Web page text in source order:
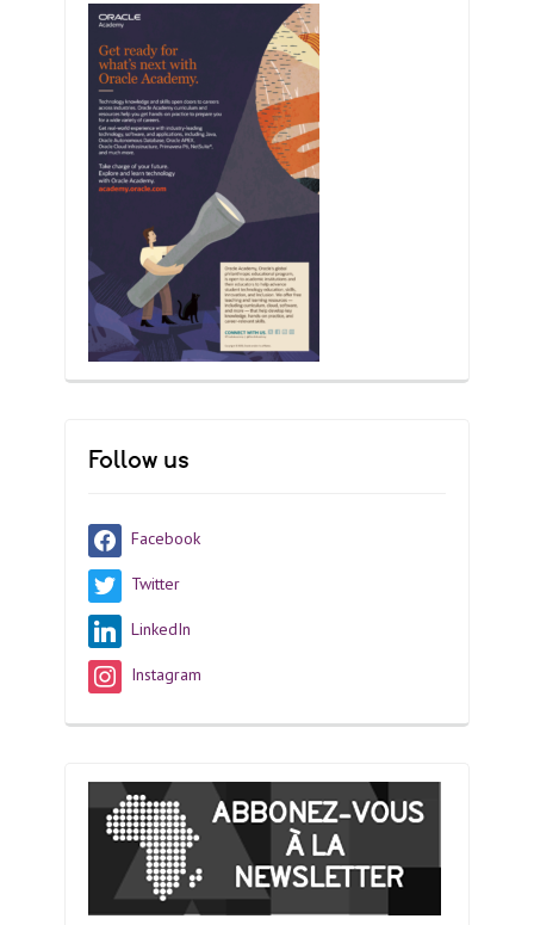
Follow us
Facebook
Twitter
LinkedIn
Instagram